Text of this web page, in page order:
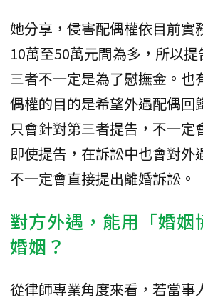
她分享，侵害配偶權依目前實
10萬至50萬元間為多，所以
三者不一定是為了慰撫金。也
偶權的目的是希望外遇配偶回
只會針對第三者提告，不一定
即使提告，在訴訟中也會對外
不一定會直接提出離婚訴訟。
對方外遇，能用「婚姻
婚姻？
從律師專業角度來看，若當事